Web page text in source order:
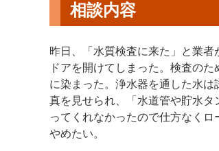
相談内容
昨日、「水質検査に来た」と業
ドアを開けてしまった。検査の
に染まった。浄水器を通した水
真を見せられ、「水道管や貯水
ってくれなかったので仕方なく
やめたい。